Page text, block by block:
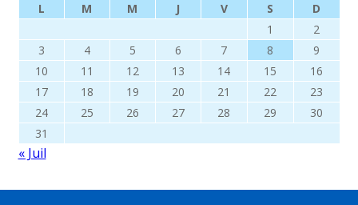
L
M M J V S
D
1
2
3
4 5 6 7 8
9
10
11 12 13 14 15
16
17
18 19 20 21 22
23
24
25 26 27 28 29
30
31
« Juil